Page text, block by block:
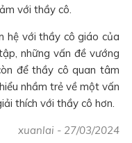
với thầy cô.
hệ với thầy cô giáo của
những vấn đề vướng
để thầy cô quan tâm
nhầm trẻ về một vấn
thích với thầy cô hơn.
xuanlai - 27/03/2024